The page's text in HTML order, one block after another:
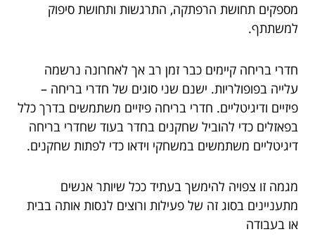
מספקים תחושת הרפתקה, התרגשות ותחושת סיפוק
למשתתף.
חדרי בריחה קיימים כבר זמן רב אך לאחרונה נרשמה
עלייה בפופולריות. ישנם שני סוגים של חדרי בריחה –
פיזיים ודיגיטליים. חדרי בריחה פיזיים משתמשים בדרך כלל
בפאזלים כדי להוביל שחקנים בחדר בעוד שחדרי בריחה
דיגיטליים משתמשים במשחקי וידאו כדי לפתות שחקנים.
מגמה זו צפויה להימשך בעתיד ככל שיותר אנשים
מתעניינים בסוג זה של פעילות ורוצים לנסות אותה בבית
או בעבודה